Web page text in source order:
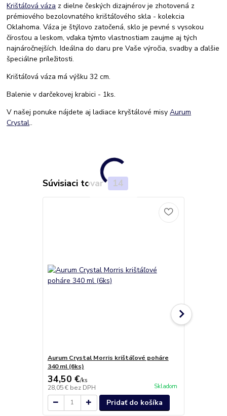
Krištáľová váza z dielne českých dizajnérov je zhotovená z
prémiového bezolovnatého krištáľového skla - kolekcia
Oklahoma. Váza je štýlovo zatočená, sklo je pevné s vysokou
čírosťou a leskom, vďaka týmto vlastnostiam zaujme aj tých
najnáročnejších. Ideálna do daru pre Vaše výročia, svadby a ďalšie
špeciálne príležitosti.
Krištáľová váza má výšku 32 cm.
Balenie v darčekovej krabici - 1ks.
V našej ponuke nájdete aj ladiace kryštálové misyAurum
Crystal..
Súvisiaci tovar 14
Aurum Crystal Morris krištáľové poháre
340 ml (6ks)
34,50 €/ks
28,05 € bez DPH Skladom
Pridať do košíka